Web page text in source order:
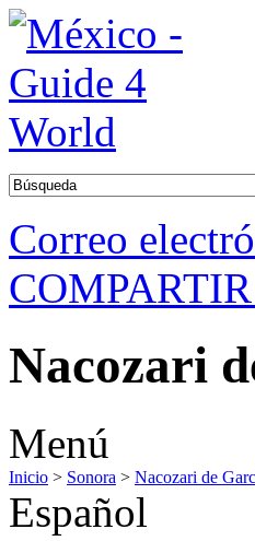
Correo
Nacozari
Menú
Inicio > Sonora > Nacozari de
Español